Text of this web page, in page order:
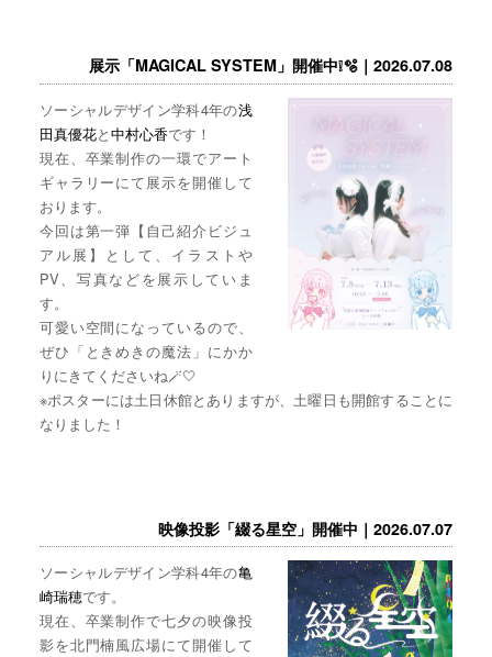
展示「MAGICAL SYSTEM」開催中❕🫧｜2026.07.08
ソーシャルデザイン学科4年の浅
田真優花と中村心香です！
現在、卒業制作の一環でアート
ギャラリーにて展示を開催して
おります。
今回は第一弾【自己紹介ビジュ
アル展】として、イラストや
PV、写真などを展示していま
す。
可愛い空間になっているので、
ぜひ「ときめきの魔法」にかか
りにきてくださいね🪄🤍
※ポスターには土日休館とありますが、土曜日も開館することに
なりました！
映像投影「綴る星空」開催中｜2026.07.07
ソーシャルデザイン学科4年の亀
崎瑞穂です。
現在、卒業制作で七夕の映像投
影を北門楠風広場にて開催して